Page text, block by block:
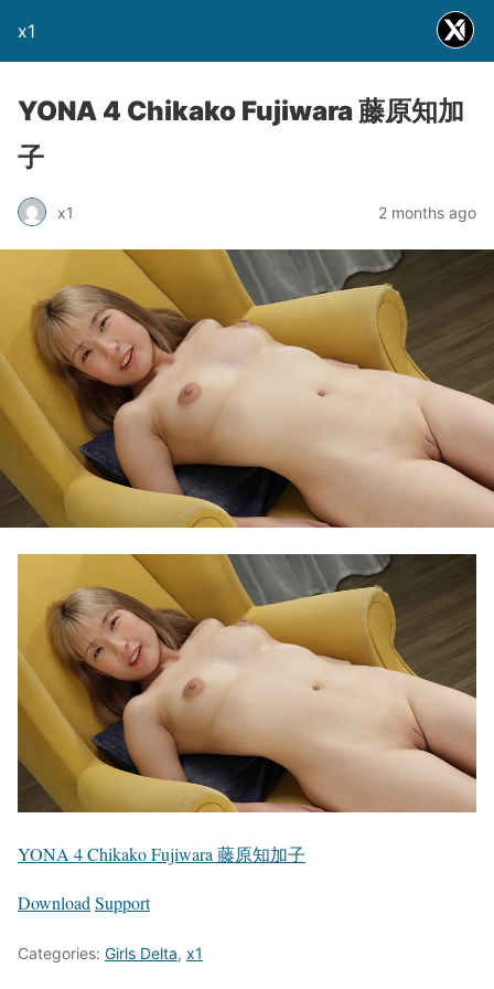
x1
YONA 4 Chikako Fujiwara 藤原知加
子
x1 2 months ago
YONA 4 Chikako Fujiwara 藤原知加子
Download Support
Categories: Girls Delta, x1